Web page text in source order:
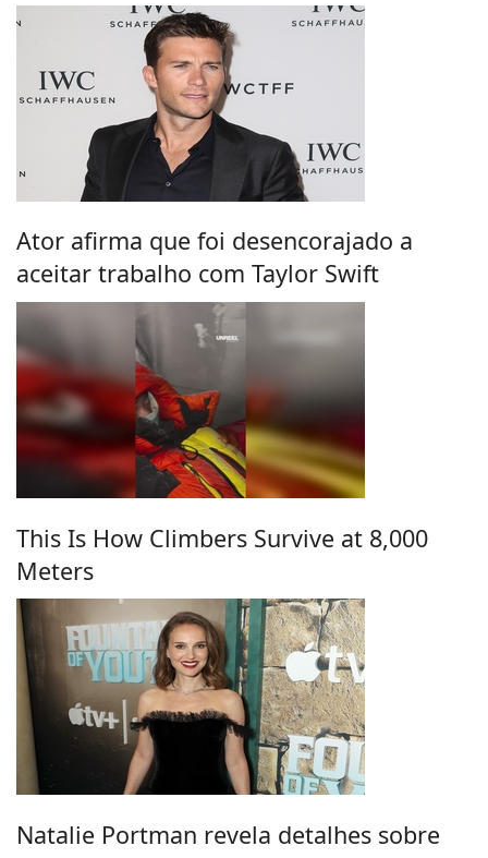
Ator afirma que foi desencorajado a
aceitar trabalho com Taylor Swift
This Is How Climbers Survive at 8,000
Meters
Natalie Portman revela detalhes sobre